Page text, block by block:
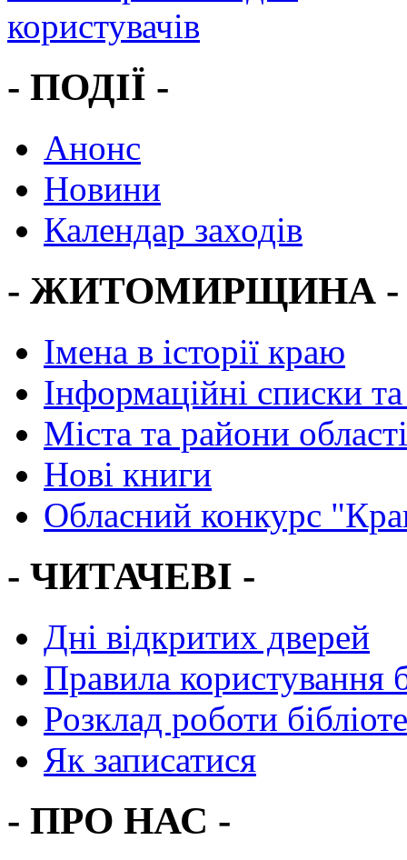
- ПОДІЇ -
Анонс
Новини
Календар заходів
- ЖИТОМИРЩИНА -
Імена в історії краю
Інформаційні списки
Міста та райони області
Нові книги
Обласний конкурс
- ЧИТАЧЕВІ -
Дні відкритих дверей
Правила користування
Розклад роботи
Як записатися
- ПРО НАС -